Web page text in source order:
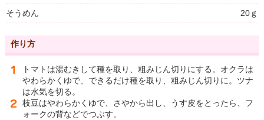
そうめん
20ｇ
作り方
トマトは湯むきして種を取り、粗みじん切りにする。オクラは
やわらかくゆで、できるだけ種を取り、粗みじん切りに。ツナ
は水気を切る。
枝豆はやわらかくゆで、さやから出し、うす皮をとったら、フ
ォークの背などでつぶす。